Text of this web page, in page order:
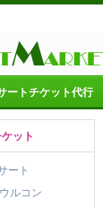
ートチケット代行
ット
ート
ルコン